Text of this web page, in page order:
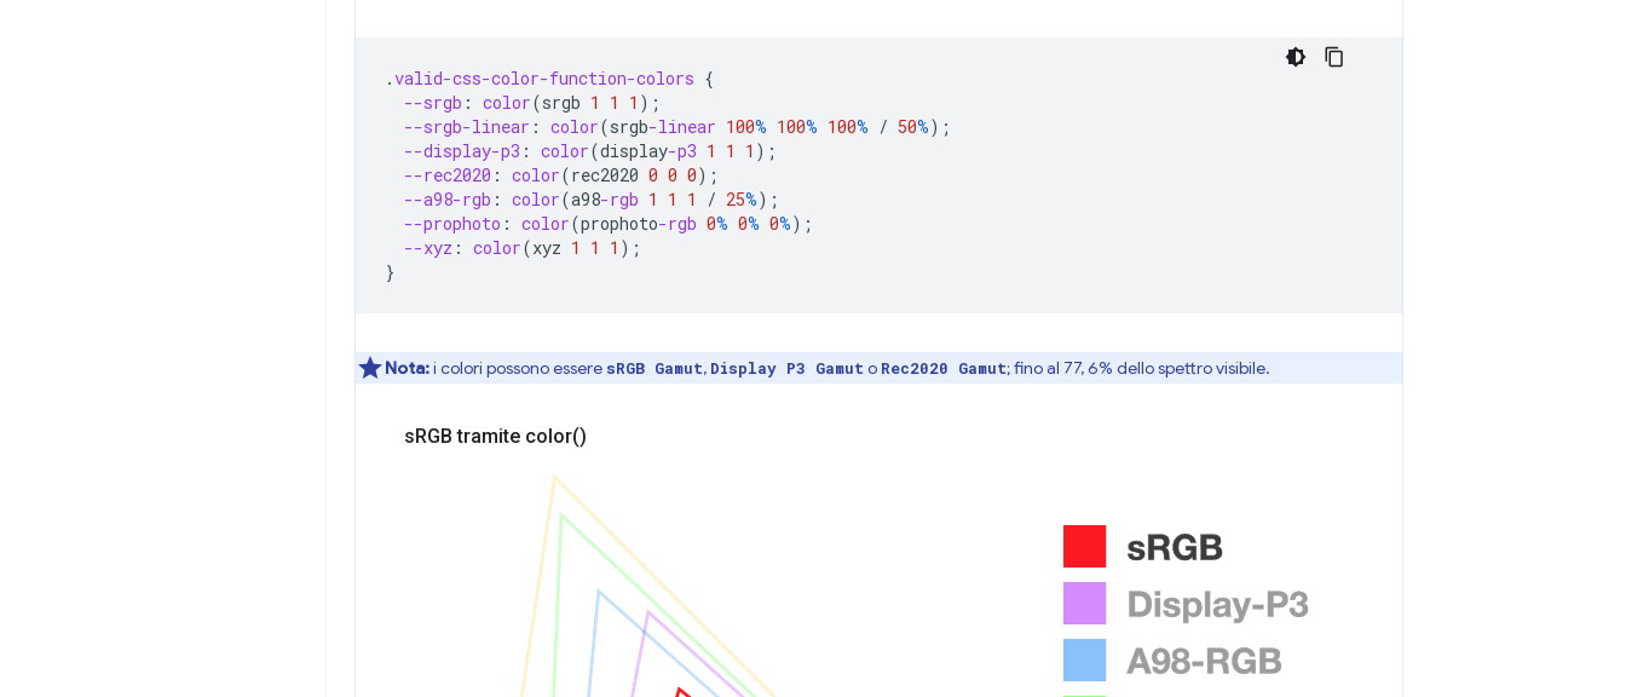
.valid-css-color-function-colors {
--srgb : color(srgb 1 1 1 );
--srgb-linear : color(srgb-linear 100% 100% 100% / 50%);
--display-p3 : color(display-p3 1 1 1 );
--rec2020 : color(rec2020 0 0 0);
--a98-rgb : color(a98-rgb 1 1 1 / 25%);
--prophoto : color(prophoto-rgb 0% 0% 0%);
--xyz : color(xyz 1 1 1 );
}
Nota:i colori possono essere sRGB Gamut, Display P3 Gamuto Rec2020 Gamut; fino al 77, 6% dello spettro visibile.
s RGB tramite color()